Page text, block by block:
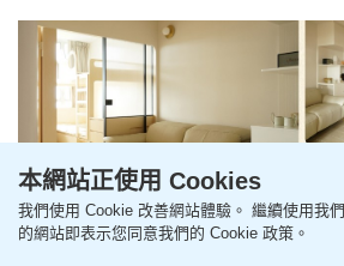
本網站正使用 Cookies
我們使用 Cookie 改善網站體驗。 繼續使用我們
的網站即表示您同意我們的 Cookie 政策。